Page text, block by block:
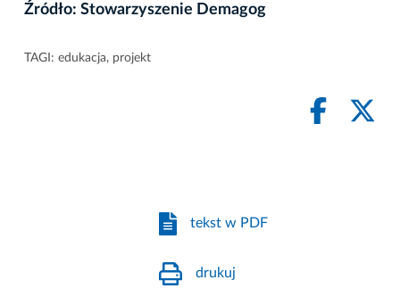
Źródło: Stowarzyszenie Demagog
TAGI: edukacja, projekt
tekst w PDF
drukuj